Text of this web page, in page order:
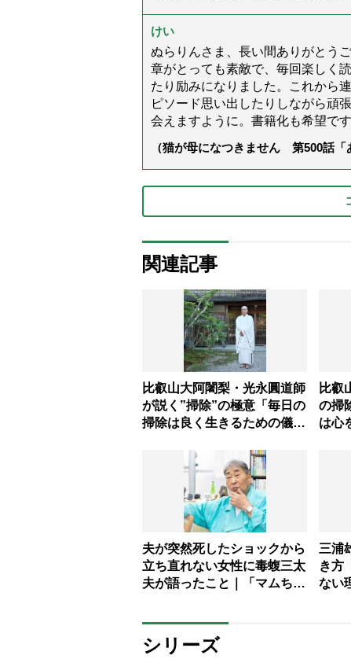
けい
ぬらりんさま、長い間ありがとう
章がとっても素敵で、毎回楽しく
たり励みになりました。これから
ピソード思い出したりしながら頑
会えますように。書籍化も希望で
（猫が母になつきません 第500話「
関連記事
比叡山大阿闍梨・光永圓道師
が説く”掃除”の極意「毎日の
掃除は良く生きるための儀
比叡
の掃
は心
夫が突然死したショックから
立ち直れない女性に毒蝮三太
夫が語ったこと｜「マムちゃ
三浦
き方
ない
シリーズ